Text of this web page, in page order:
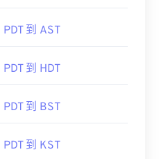
PDT 到 AST
PDT 到 HDT
PDT 到 BST
PDT 到 KST